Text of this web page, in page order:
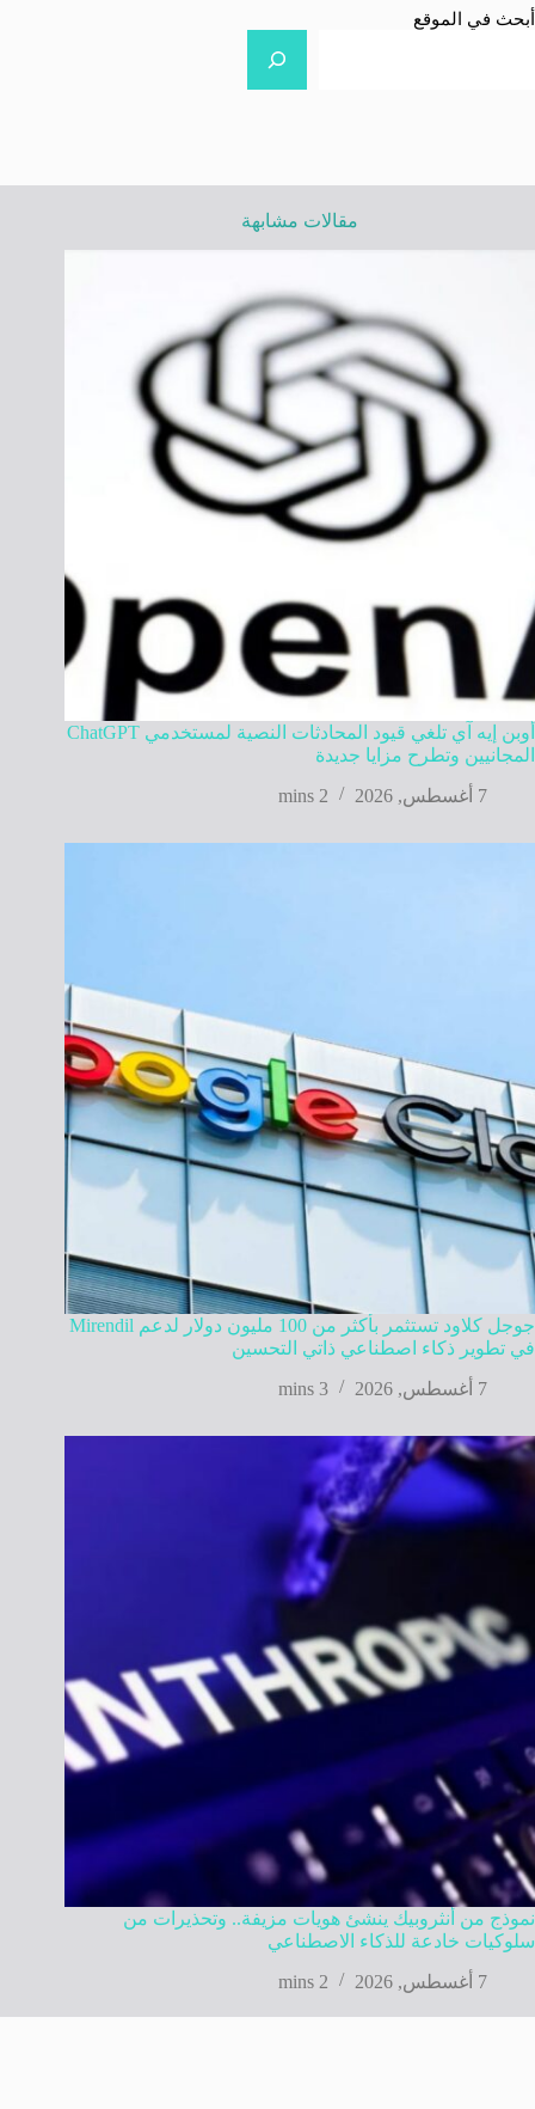
أبحث في الموقع
مقالات مشابهة
أوبن إيه آي تلغي قيود المحادثات النصية لمستخدمي ChatGPT
المجانيين وتطرح مزايا جديدة
7 أغسطس, 2026
2 mins
جوجل كلاود تستثمر بأكثر من 100 مليون دولار لدعم Mirendil
في تطوير ذكاء اصطناعي ذاتي التحسين
7 أغسطس, 2026
3 mins
نموذج من أنثروبيك ينشئ هويات مزيفة.. وتحذيرات من
سلوكيات خادعة للذكاء الاصطناعي
7 أغسطس, 2026
2 mins